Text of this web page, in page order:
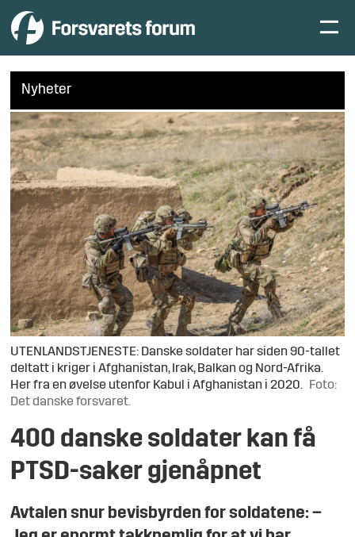
Nyheter
UTENLANDSTJENESTE: Danske soldater har siden 90-tallet
deltatt i kriger i Afghanistan, Irak, Balkan og Nord-Afrika.
Her fra en øvelse utenfor Kabul i Afghanistan i 2020.
Foto:
Det danske forsvaret.
400 danske soldater kan få
PTSD-saker gjenåpnet
Avtalen snur bevisbyrden for soldatene: –